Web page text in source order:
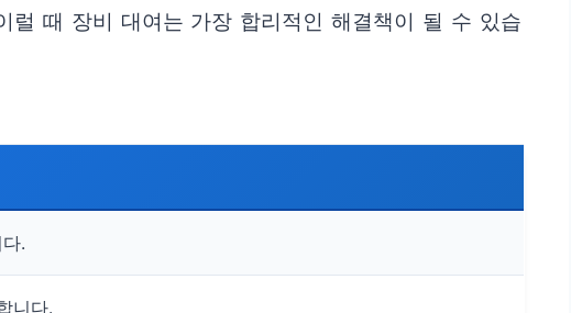
때 장비 대여는 가장 합리적인 해결책이 될 수 있습
.
니다.